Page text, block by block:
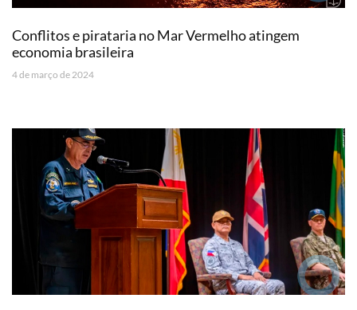
Conflitos e pirataria no Mar Vermelho atingem
economia brasileira
4 de março de 2024